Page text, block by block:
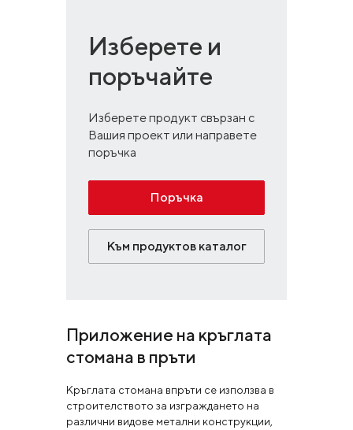
Изберете и
поръчайте
Изберете продукт свързан с
Вашия проект или направете
поръчка
Поръчка
Към продуктов каталог
Приложение на кръглата
стомана в пръти
Кръглата стомана впръти се използва в
строителството за изграждането на
различни видове метални конструкции,